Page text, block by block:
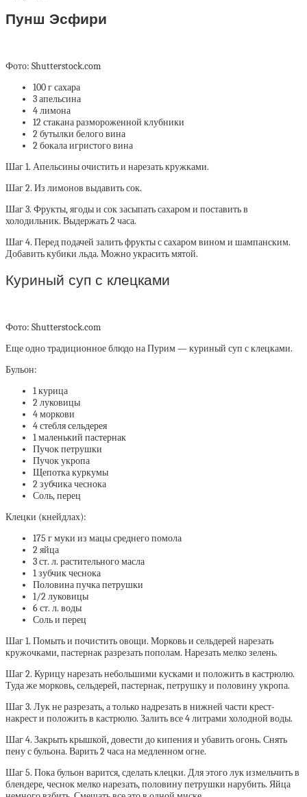
Пунш Эсфири
Фото: Shutterstock.com
100 г сахара
3 апельсина
4 лимона
12 стакана размороженной клубники
2 бутылки белого вина
2 бокала игристого вина
Шаг 1. Апельсины очистить и нарезать кружками.
Шаг 2. Из лимонов выдавить сок.
Шаг 3. Фрукты, ягоды и сок засыпать сахаром и поставить в
холодильник. Выдержать 2 часа.
Шаг 4. Перед подачей залить фрукты с сахаром вином и шампанским.
Добавить кубики льда. Можно украсить мятой.
Куриный суп с клецками
Фото: Shutterstock.com
Еще одно традиционное блюдо на Пурим — куриный суп с клецками.
Бульон:
1 курица
2 луковицы
4 моркови
4 стебля сельдерея
1 маленький пастернак
Пучок петрушки
Пучок укропа
Щепотка куркумы
2 зубчика чеснока
Соль, перец
Клецки (кнейдлах):
175 г муки из мацы среднего помола
2 яйца
3 ст. л. растительного масла
1 зубчик чеснока
Половина пучка петрушки
1/2 луковицы
6 ст. л. воды
Соль и перец
Шаг 1. Помыть и почистить овощи. Морковь и сельдерей нарезать
кружочками, пастернак разрезать пополам. Нарезать мелко зелень.
Шаг 2. Курицу нарезать небольшими кусками и положить в кастрюлю.
Туда же морковь, сельдерей, пастернак, петрушку и половину укропа.
Шаг 3. Лук не разрезать, а только надрезать в нижней части крест-
накрест и положить в кастрюлю. Залить все 4 литрами холодной воды.
Шаг 4. Закрыть крышкой, довести до кипения и убавить огонь. Снять
пену с бульона. Варить 2 часа на медленном огне.
Шаг 5. Пока бульон варится, сделать клецки. Для этого лук измельчить в
блендере, чеснок мелко нарезать, половину петрушки нарубить. Яйца